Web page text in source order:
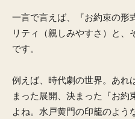
一言で言えば、『お約束の形
リティ（親しみやすさ）と、
です。
例えば、時代劇の世界。あれ
まった展開、決まった『お約
よね。水戸黄門の印籠のよう